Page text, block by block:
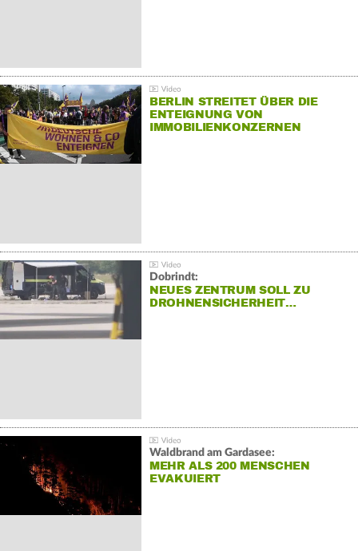
BERLIN STREITET ÜBER DIE
ENTEIGNUNG VON
IMMOBILIENKONZERNEN
Dobrindt:
NEUES ZENTRUM SOLL ZU
DROHNENSICHERHEIT…
Waldbrand am Gardasee:
MEHR ALS 200 MENSCHEN
EVAKUIERT